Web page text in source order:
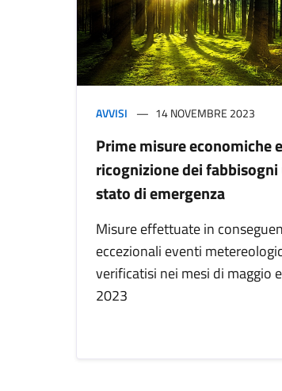
AVVISI 14 NOVEMBRE 2023
Prime misure economiche e
ricognizione dei
stato di emergenza
Misure effettuate in
eccezionali eventi
verificatisi nei mesi di maggio
2023